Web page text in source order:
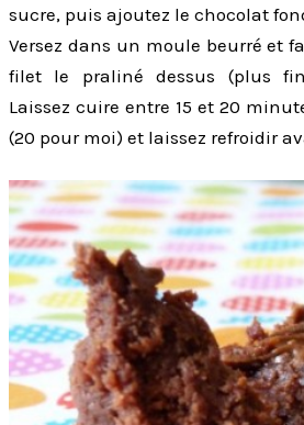
sucre, puis ajoutez le chocolat
Versez dans un moule beurré et
filet le praliné dessus (plus
Laissez cuire entre 15 et 20
(20 pour moi) et laissez refroidir